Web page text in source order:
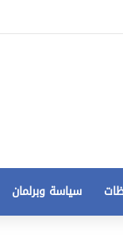
سياسة وبرلمان